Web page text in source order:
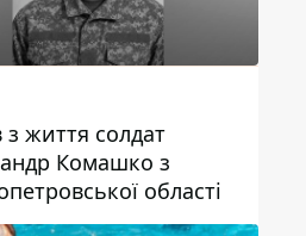
життя солдат
Комашко з
області